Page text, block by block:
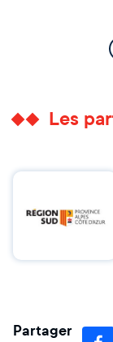
Les
Partager